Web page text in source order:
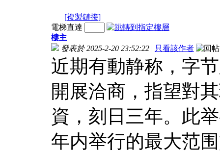
[複製鏈接]
電梯直達
樓主
發表於 2025-2-20 23:52:22 | 只看該作者
近期有動静称，字
開展洽商，指望對
資，刻日三年。此
年内举行的最大范